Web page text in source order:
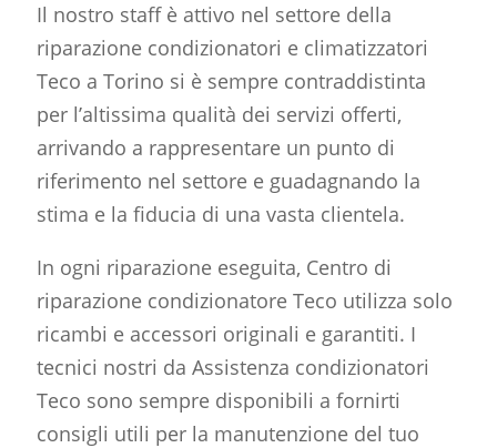
Il nostro staff è attivo nel settore della
riparazione condizionatori e climatizzatori
Teco a Torino si è sempre contraddistinta
per l’altissima qualità dei servizi offerti,
arrivando a rappresentare un punto di
riferimento nel settore e guadagnando la
stima e la fiducia di una vasta clientela.
In ogni riparazione eseguita, Centro di
riparazione condizionatore Teco utilizza solo
ricambi e accessori originali e garantiti. I
tecnici nostri da Assistenza condizionatori
Teco sono sempre disponibili a fornirti
consigli utili per la manutenzione del tuo